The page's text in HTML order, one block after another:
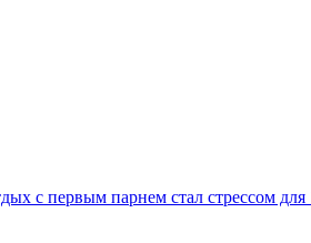
с первым парнем стал стрессом